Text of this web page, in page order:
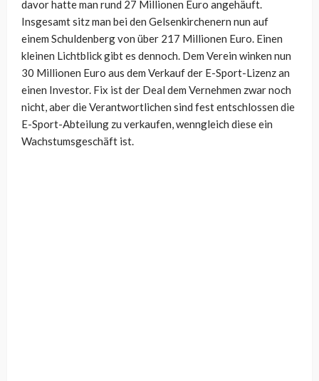
davor hatte man rund 27 Millionen Euro angehäuft.
Insgesamt sitz man bei den Gelsenkirchenern nun auf
einem Schuldenberg von über 217 Millionen Euro. Einen
kleinen Lichtblick gibt es dennoch. Dem Verein winken nun
30 Millionen Euro aus dem Verkauf der E-Sport-Lizenz an
einen Investor. Fix ist der Deal dem Vernehmen zwar noch
nicht, aber die Verantwortlichen sind fest entschlossen die
E-Sport-Abteilung zu verkaufen, wenngleich diese ein
Wachstumsgeschäft ist.